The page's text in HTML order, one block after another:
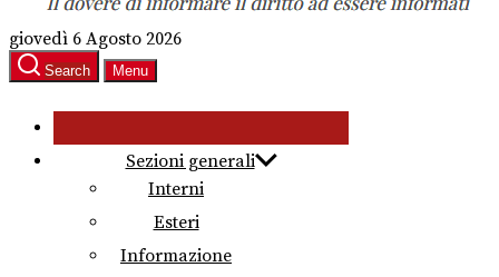
giovedì 6 Agosto 2026
Search Menu
Sezioni generali
Interni
Esteri
Informazione